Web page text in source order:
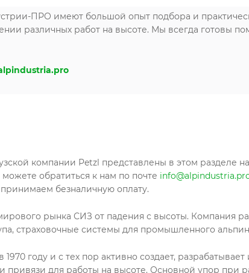
ПРО имеют большой опыт подбора и
различных работ на высоте. Мы всегда готовы
компании Petzl представлены в этом разделе
обратиться к нам по почте
безналичную оплату.
рынка СИЗ от падения с высоты. Компания
страховочные системы для промышленного
году и с тех пор активно создает,
для работы на высоте. Основной упор при